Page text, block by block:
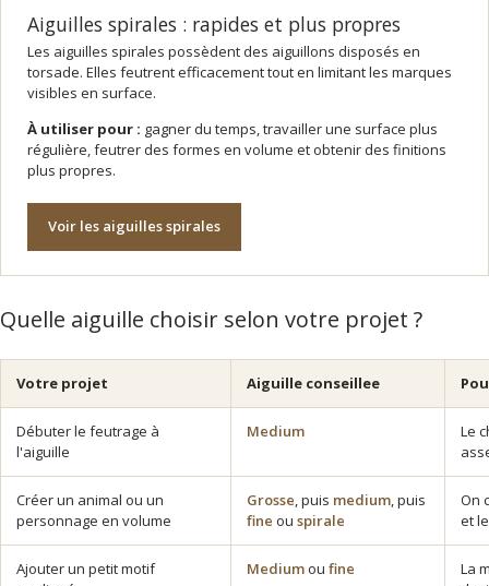
Aiguilles spirales : rapides et plus propres
Les aiguilles spirales possèdent des aiguillons disposés en
torsade. Elles feutrent efficacement tout en limitant les marques
visibles en surface.
À utiliser pour : gagner du temps, travailler une surface plus
régulière, feutrer des formes en volume et obtenir des finitions
plus propres.
Voir les aiguilles spirales
Quelle aiguille choisir selon votre projet ?
Votre projet Aiguille conseillee
Débuter le feutrage à
l'aiguille
Medium
Le
Créer un animal ou un
personnage en volume
Grosse, puis medium, puis
fine ou spirale
On
et
Ajouter un petit motif
Mediumou fine
La